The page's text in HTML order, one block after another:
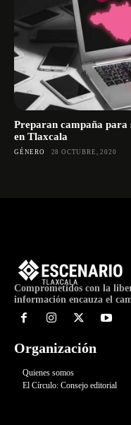
Preparan campaña para
en Tlaxcala
GÉNERO 28 OCTUBRE, 2020
Comprometidos con la
información encauza el
Organización
Quienes somos
El Círculo: Consejo editorial